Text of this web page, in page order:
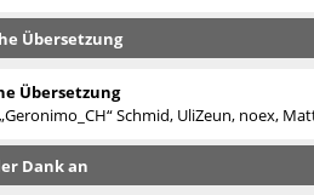
Übersetzung
Übersetzung
Schmid, UliZeun, noex,
Dank an